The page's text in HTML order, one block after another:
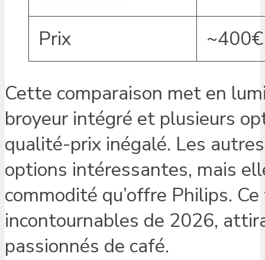
Prix ~400€
Cette comparaison met en
broyeur intégré et plusieurs
qualité-prix inégalé. Les
options intéressantes, mais
commodité qu’offre Philips.
incontournables de 2026,
passionnés de café.